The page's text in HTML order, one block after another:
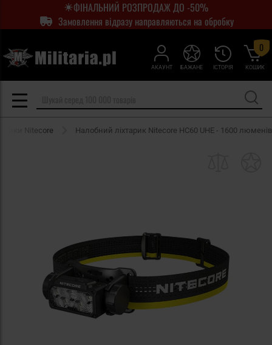
ФІНАЛЬНИЙ РОЗПРОДАЖ ДО -50%
Замовлення відразу направляються на обробку
АКАУНТ ІСТОРІЯ
БАЖАНЕ КОШИК
0
Nitecore Налобний ліхтарик Nitecore HC60 UHE - 1600 люменів